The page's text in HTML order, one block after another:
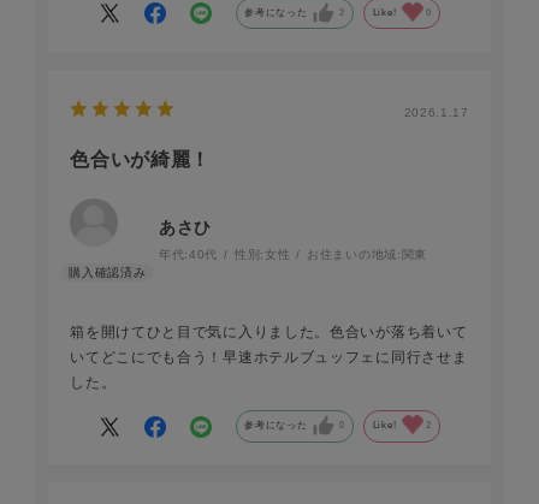
年齢的に大きなバッグを提げるのは恥ずかしいのですが、
その点でもこちらのバッグは提げた時の可愛らしさに加え
そのファスナーの持ち手も同革素材で飾られており優しい
です。
内側の真ん中の仕切りにも同じようにファスナーが付いた
り）、ポケットティシューを入れてポシェットとして使っ
ておりますが、
プレゼントした相手はカード入れも付いていて便利という
ことで毎日のお買い物にショルダーウォレットとしており
ました。
参考になった 2 Like! 0
2026.1.17
色合いが綺麗！
あさひ
年代:40代 性別:女性 お住まいの地域: 関東
箱を開けてひと目で気に入りました。色合いが落ち着いて
いてどこにでも合う！早速ホテルブュッフェに同行させま
した。
参考になった 0 Like! 2